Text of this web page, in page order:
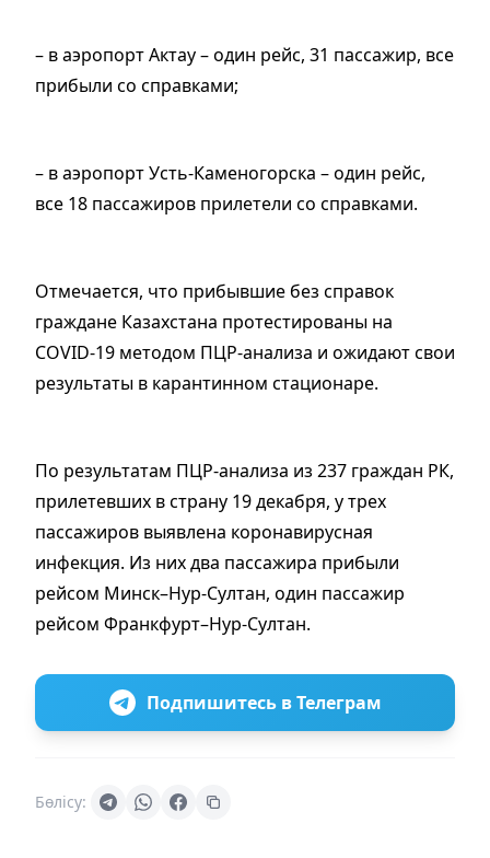
– в аэропорт Актау – один рейс, 31 пассажир, все
прибыли со справками;
– в аэропорт Усть-Каменогорска – один рейс,
все 18 пассажиров прилетели со справками.
Отмечается, что прибывшие без справок
граждане Казахстана протестированы на
COVID-19 методом ПЦР-анализа и ожидают свои
результаты в карантинном стационаре.
По результатам ПЦР-анализа из 237 граждан РК,
прилетевших в страну 19 декабря, у трех
пассажиров выявлена коронавирусная
инфекция. Из них два пассажира прибыли
рейсом Минск–Нур-Султан, один пассажир
рейсом Франкфурт–Нур-Султан.
Подпишитесь в Телеграм
Бөлісу: